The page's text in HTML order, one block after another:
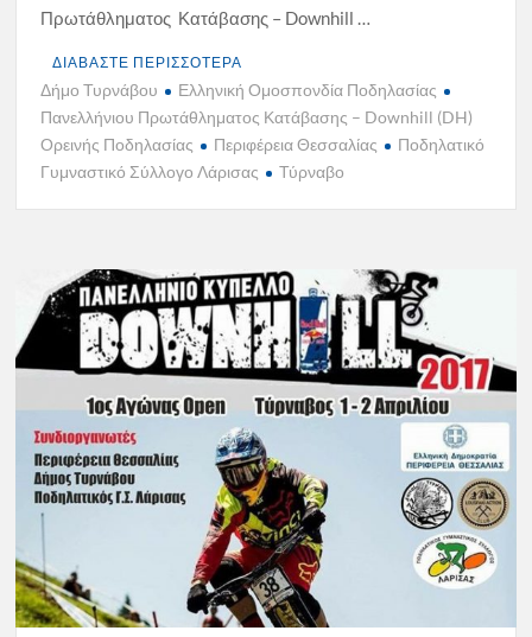
Πρωτάθληματος Κατάβασης – Downhill …
ΔΙΑΒΑΣΤΕ ΠΕΡΙΣΣΟΤΕΡΑ
Δήμο Τυρνάβου
Ελληνική Ομοσπονδία Ποδηλασίας
Πανελλήνιου Πρωτάθληματος Κατάβασης – Downhill (DH)
Ορεινής Ποδηλασίας
Περιφέρεια Θεσσαλίας
Ποδηλατικό
Γυμναστικό Σύλλογο Λάρισας
Τύρναβο